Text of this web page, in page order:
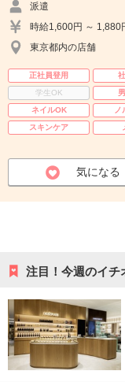
派遣
時給1,600円 ～ 1,880
東京都内の店舗
正社員登用
学生OK
ネイルOK
ノ
スキンケア
気になる
注目！今週のイチ